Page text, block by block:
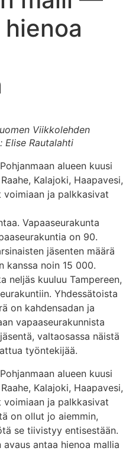
Viikkolehden
Elise Rautalahti
alueen kuusi
Kalajoki, Haapavesi,
ja palkkasivat
Vapaaseurakunta
on 90.
jäsenten määrä
kanssa noin 15 000.
neljäs kuuluu Tampereen,
Yhdessätoista
on kahdensadan ja
vapaaseurakunnista
valtaosassa näistä
työntekijää.
alueen kuusi
Kalajoki, Haapavesi,
ja palkkasivat
on ollut jo aiemmin,
se tiivistyy entisestään.
antaa hienoa mallia